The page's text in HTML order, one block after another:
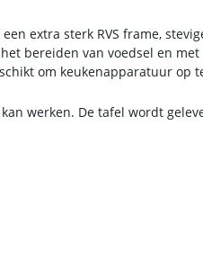
extra sterk RVS frame,
bereiden van voedsel en met
om keukenapparatuur op
werken. De tafel wordt